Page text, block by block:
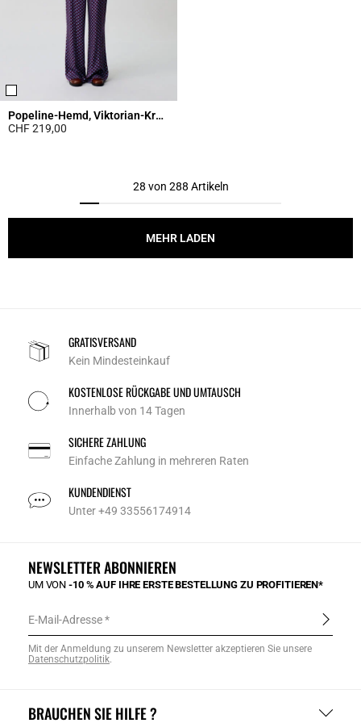
Popeline-Hemd, Viktorian-Kragen
CHF 219,00
28 von 288 Artikeln
MEHR LADEN
GRATISVERSAND
Kein Mindesteinkauf
KOSTENLOSE RÜCKGABE UND UMTAUSCH
Innerhalb von 14 Tagen
SICHERE ZAHLUNG
Einfache Zahlung in mehreren Raten
KUNDENDIENST
Unter +49 33556174914
BRAUCHEN SIE HILFE ?
NEWSLETTER ABONNIEREN
UM VON-10 % AUF IHRE ERSTE BESTELLUNG ZU PROFITIEREN*
E-Mail-Adresse
Mit der Anmeldung zu unserem Newsletter akzeptieren Sie unsere
Datenschutzpolitik.